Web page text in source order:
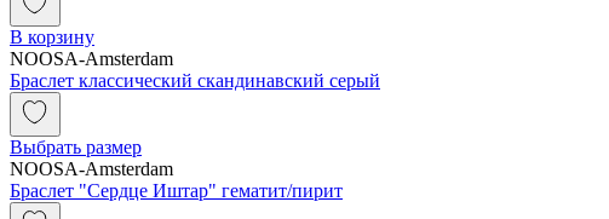
В корзину
NOOSA-Amsterdam
Браслет классический скандинавский серый
Выбрать размер
NOOSA-Amsterdam
Браслет "Сердце Иштар" гематит/пирит